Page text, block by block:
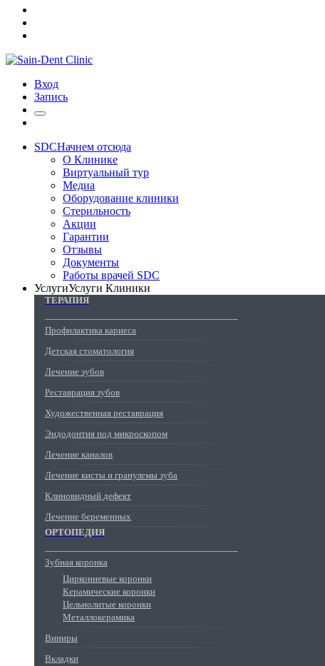
Вход
Запись
SDCНачнем отсюда
О Клинике
Виртуальный тур
Медиа
Оборудование клиники
Стерильность
Акции
Гарантии
Отзывы
Документы
Работы врачей SDC
УслугиУслуги Клиники
ТЕРАПИЯ
Профилактика кариеса
Детская стоматология
Лечение зубов
Реставрация зубов
Художественная реставрация
Эндодонтия под микроскопом
Лечение каналов
Лечение кисты и гранулемы зуба
Клиновидный дефект
Лечение беременных
ОРТОПЕДИЯ
Зубная коронка
Циркониевые коронки
Керамические коронки
Цельнолитые коронки
Металлокерамика
Виниры
Вкладки